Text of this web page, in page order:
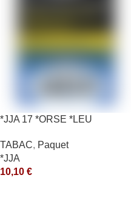
*JJA 17 *ORSE *LEU
TABAC, Paquet
*JJA
10,10 €